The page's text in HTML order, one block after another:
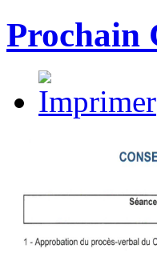
Prochain